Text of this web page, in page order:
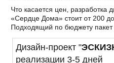
Что касается цен, разработка
«Сердце Дома» стоит от 200
Подходящий по бюджету пакет
Дизайн-проект "
реализации 3-5 дней